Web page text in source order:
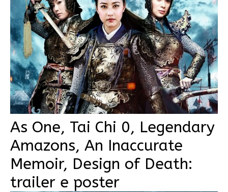
As One, Tai Chi 0, Legendary
Amazons, An Inaccurate
Memoir, Design of Death:
trailer e poster